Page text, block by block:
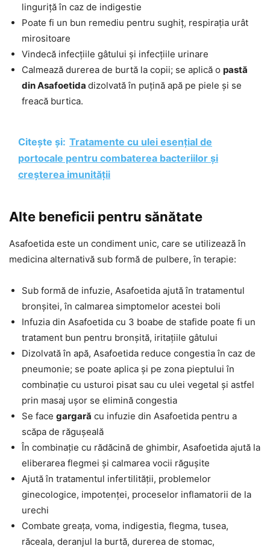
linguriță în caz de indigestie
Poate fi un bun remediu pentru sughiț, respirația urât
mirositoare
Vindecă infecțiile gâtului și infecțiile urinare
Calmează durerea de burtă la copii; se aplică o pastă
dinAsafoetida dizolvată în puțină apă pe piele și se
freacă burtica.
Citește și: Tratamente cu ulei esențial de
portocale pentru combaterea bacteriilor și
creșterea imunității
Alte beneficii pentru sănătate
Asafoetida este un condiment unic, care se utilizează în
medicina alternativă sub formă de pulbere, în terapie:
Sub formă de infuzie, Asafoetida ajută în tratamentul
bronșitei, în calmarea simptomelor acestei boli
Infuzia din Asafoetida cu 3 boabe de stafide poate fi un
tratament bun pentru bronșită, iritațiile gâtului
Dizolvată în apă, Asafoetida reduce congestia în caz de
pneumonie; se poate aplica și pe zona pieptului în
combinație cu usturoi pisat sau cu ulei vegetal și astfel
prin masaj ușor se elimină congestia
Se face gargară cu infuzie din Asafoetida pentru a
scăpa de răgușeală
În combinație cu rădăcină de ghimbir, Asafoetida ajută la
eliberarea flegmei și calmarea vocii răgușite
Ajută în tratamentul infertilității, problemelor
ginecologice, impotenței, proceselor inflamatorii de la
urechi
Combate greața, voma, indigestia, flegma, tusea,
răceala, deranjul la burtă, durerea de stomac,